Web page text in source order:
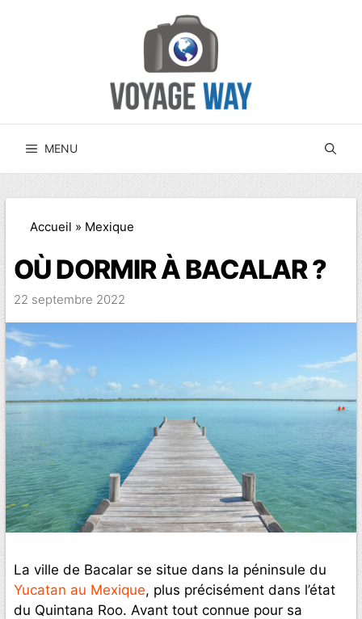
MENU
Accueil » Mexique
OÙ DORMIR À BACALAR ?
22 septembre 2022
La ville de Bacalar se situe dans la péninsule du
Yucatan au Mexique, plus précisément dans l’état
du Quintana Roo. Avant tout connue pour sa